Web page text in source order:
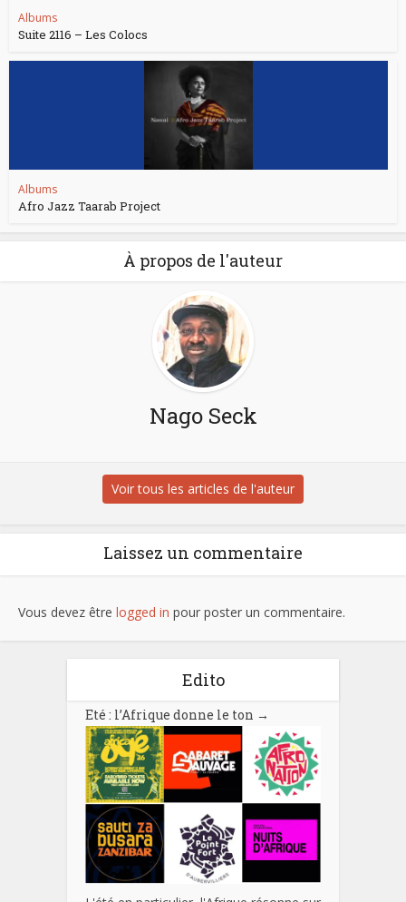
Albums
Suite 2116 – Les Colocs
Albums
Afro Jazz Taarab Project
À propos de l'auteur
Nago Seck
Voir tous les articles de l'auteur
Laissez un commentaire
Vous devez être logged in pour poster un commentaire.
Edito
Eté : l’Afrique donne le ton →